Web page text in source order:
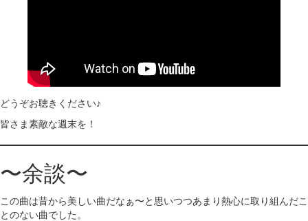
どうぞお聴きください♪
皆さま素敵な週末を！
〜余談〜
この曲は昔から美しい曲だなぁ〜と思いつつあまり熱心に取り組んだこ
とのない曲でした。